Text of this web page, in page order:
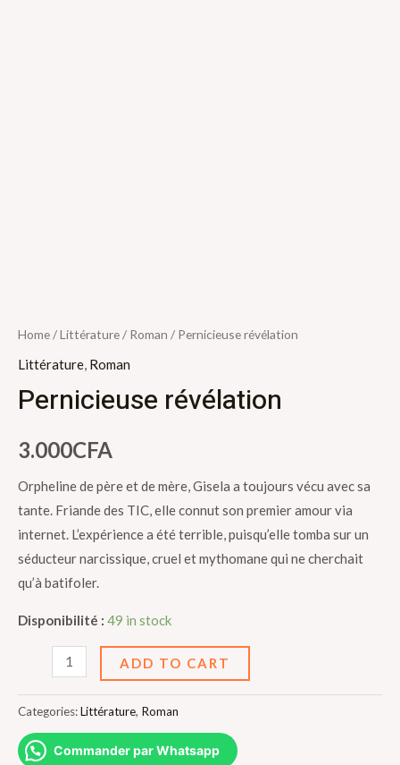
Home/Littérature/ Roman / Pernicieuse révélation
Littérature, Roman
Pernicieuse révélation
3.000CFA
Orpheline de père et de mère, Gisela a toujours vécu avec sa
tante. Friande des TIC, elle connut son premier amour via
internet. L’expérience a été terrible, puisqu’elle tomba sur un
séducteur narcissique, cruel et mythomane qui ne cherchait
qu’à batifoler.
Disponibilité : 49 in stock
Pernicieuse
révélation
quantity
ADD TO CART
Categories:Littérature, Roman
Commander par Whatsapp